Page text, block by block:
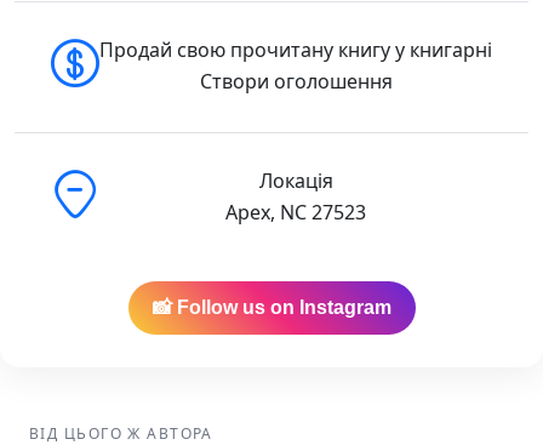
🇺🇸 Buy in the USA
🇨🇦 Buy in Canada
Продай свою прочитану книгу у книгарні
Створи оголошення
Локація
Apex, NC 27523
📸 Follow us on Instagram
ВІД ЦЬОГО Ж АВТОРА